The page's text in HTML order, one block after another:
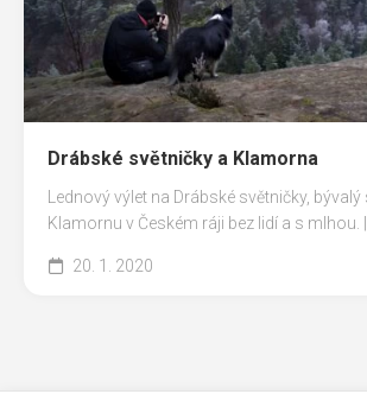
Drábské světničky a Klamorna
Lednový výlet na Drábské světničky, bývalý
Klamornu v Českém ráji bez lidí a s mlhou.
20. 1. 2020